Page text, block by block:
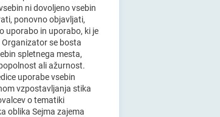
ni dovoljeno vsebin
ponovno objavljati,
uporabo in uporabo, ki je
se bosta
spletnega mesta,
ali ažurnost.
uporabe vsebin
vzpostavljanja stika
o tematiki
oblika Sejma zajema